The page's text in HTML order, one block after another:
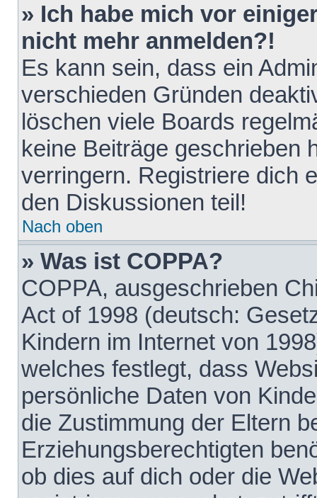
» Ich habe mich vor
nicht mehr anmelden?!
Es kann sein, dass ein
verschieden Gründen
löschen viele Boards
keine Beiträge geschrieben
verringern. Registriere dich
den Diskussionen teil!
Nach oben
» Was ist COPPA?
COPPA, ausgeschrieben
Act of 1998 (deutsch:
Kindern im Internet von
welches festlegt, dass
persönliche Daten von
die Zustimmung der Eltern
Erziehungsberechtigten
ob dies auf dich oder die